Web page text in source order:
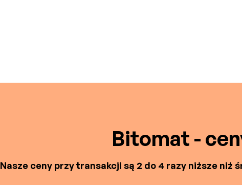
Bitomat -
Nasze ceny przy transakcji są 2 do 4 razy niższe niż